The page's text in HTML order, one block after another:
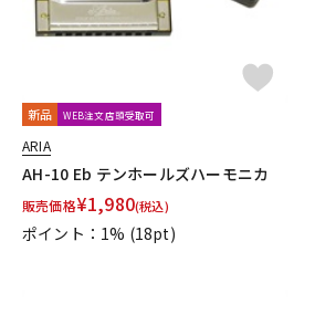
新品 WEB注文店頭受取可
ARIA
AH-10 Eb テンホールズハーモニカ
販売価格¥1,980(税込)
ポイント：1% (18pt)